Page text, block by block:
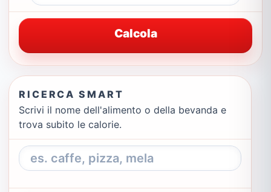
Calcola
RICERCA SMART
Scrivi il nome dell'alimento o della bevanda e
trova subito le calorie.